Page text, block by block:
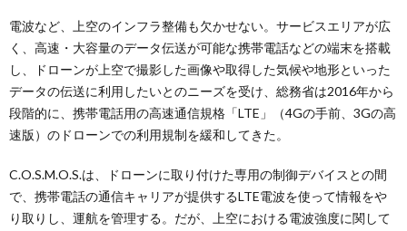
電波など、上空のインフラ整備も欠かせない。サービスエリアが広
く、高速・大容量のデータ伝送が可能な携帯電話などの端末を搭載
し、ドローンが上空で撮影した画像や取得した気候や地形といった
データの伝送に利用したいとのニーズを受け、総務省は2016年から
段階的に、携帯電話用の高速通信規格「LTE」（4Gの手前、3Gの高
速版）のドローンでの利用規制を緩和してきた。
C.O.S.M.O.S.は、ドローンに取り付けた専用の制御デバイスとの間
で、携帯電話の通信キャリアが提供するLTE電波を使って情報をや
り取りし、運航を管理する。だが、上空における電波強度に関して